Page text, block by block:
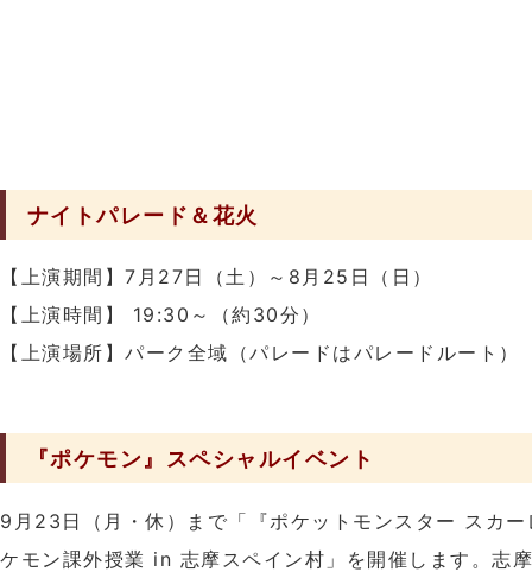
ナイトパレード＆花火
【上演期間】7月27日（土）～8月25日（日）
【上演時間】 19:30～（約30分）
【上演場所】パーク全域（パレードはパレードルート）
『ポケモン』スペシャルイベント
9月23日（月・休）まで「『ポケットモンスター スカ
ケモン課外授業 in 志摩スペイン村」を開催します。志